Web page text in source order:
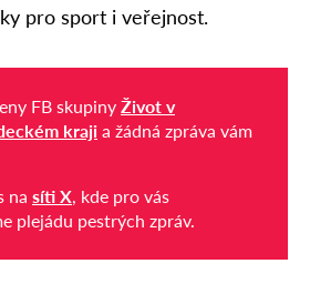
pro sport i veřejnost.
FB skupiny Život v
kraji a žádná zpráva vám
na síti X, kde pro vás
plejádu pestrých zpráv.